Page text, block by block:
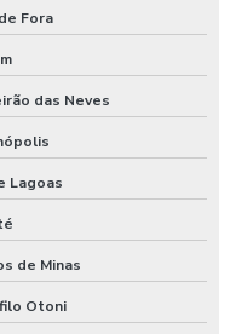
Fora
das Neves
Lagoas
de Minas
Otoni